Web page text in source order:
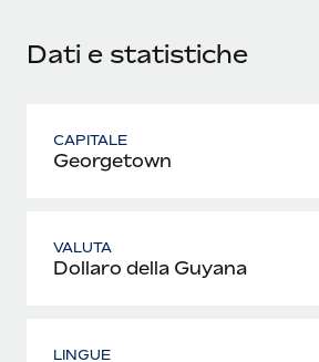
Dati e statistiche
CAPITALE
Georgetown
VALUTA
Dollaro della Guyana
LINGUE